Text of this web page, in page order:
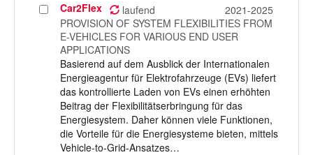
Projekt
auswählen
Car2Flex laufend
2021-2025
PROVISION OF SYSTEM FLEXIBILITIES FROM
E-VEHICLES FOR VARIOUS END USER
APPLICATIONS
Basierend auf dem Ausblick der Internationalen
Energieagentur für Elektrofahrzeuge (EVs) liefert
das kontrollierte Laden von EVs einen erhöhten
Beitrag der Flexibilitätserbringung für das
Energiesystem. Daher können viele Funktionen,
die Vorteile für die Energiesysteme bieten, mittels
Vehicle-to-Grid-Ansatzes…